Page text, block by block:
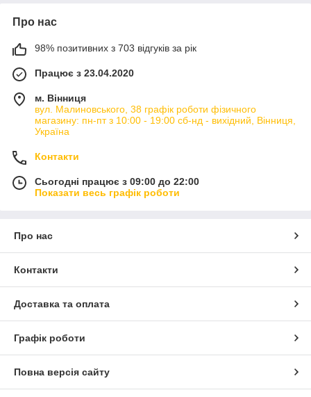
Про нас
98% позитивних з 703 відгуків за рік
Працює з 23.04.2020
м. Вінниця
вул. Малиновського, 38 графік роботи фізичного
магазину: пн-пт з 10:00 - 19:00 сб-нд - вихідний, Вінниця,
Україна
Контакти
Сьогодні працює з 09:00 до 22:00
Показати весь графік роботи
Про нас
Контакти
Доставка та оплата
Графік роботи
Повна версія сайту